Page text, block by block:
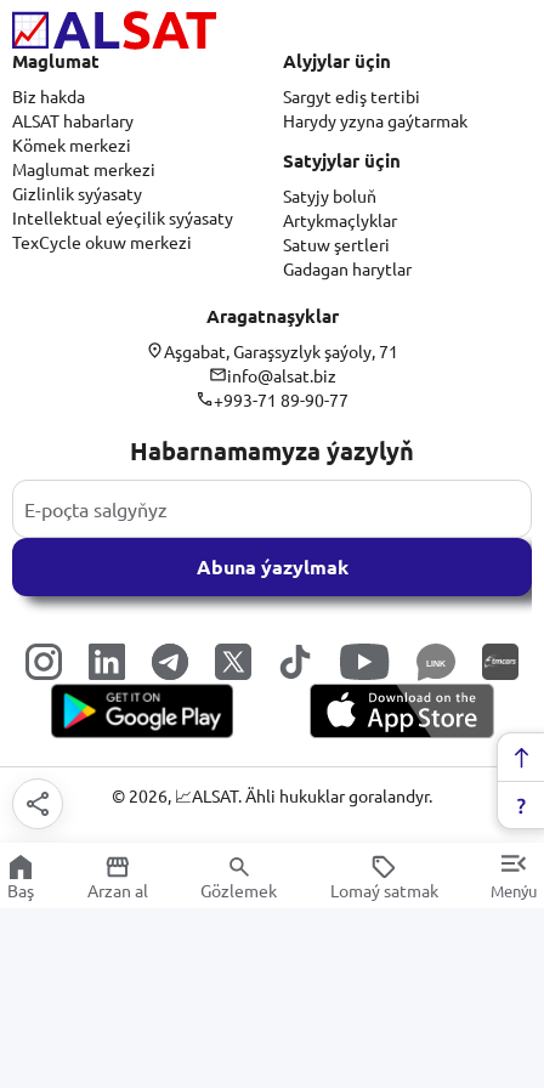
Maglumat
Biz hakda
ALSAT habarlary
Kömek merkezi
Maglumat merkezi
Gizlinlik syýasaty
Intellektual eýeçilik syýasaty
TexCycle okuw merkezi
Alyjylar üçin
Sargyt ediş tertibi
Harydy yzyna gaýtarmak
Satyjylar üçin
Satyjy boluň
Artykmaçlyklar
Satuw şertleri
Gadagan harytlar
Aragatnaşyklar
Aşgabat, Garaşsyzlyk şaýoly, 71
info@alsat.biz
+993-71 89-90-77
Habarnamamyza ýazylyň
Abuna ýazylmak
LINK
© 2026, 📈ALSAT. Ähli hukuklar goralandyr.
Baş Arzan al Gözlemek Lomaý satmak Menýu